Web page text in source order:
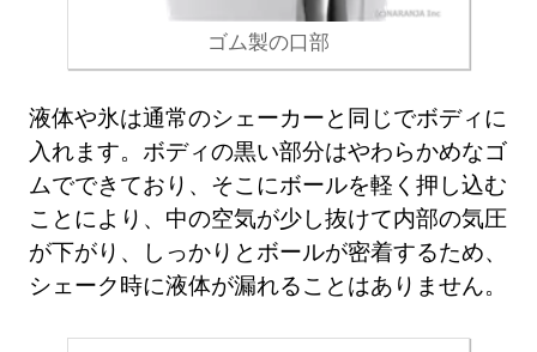
ゴム製の口部
液体や氷は通常のシェーカーと同じでボディに
入れます。ボディの黒い部分はやわらかめなゴ
ムでできており、そこにボールを軽く押し込む
ことにより、中の空気が少し抜けて内部の気圧
が下がり、しっかりとボールが密着するため、
シェーク時に液体が漏れることはありません。